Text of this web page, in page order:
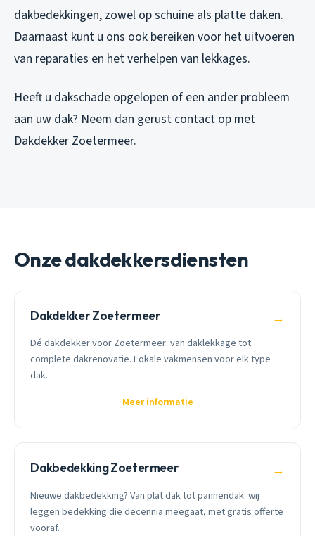
dakbedekkingen, zowel op schuine als platte daken.
Daarnaast kunt u ons ook bereiken voor het uitvoeren
van reparaties en het verhelpen van lekkages.
Heeft u dakschade opgelopen of een ander probleem
aan uw dak? Neem dan gerust contact op met
Dakdekker Zoetermeer.
Onze dakdekkersdiensten
Dakdekker Zoetermeer →
Dé dakdekker voor Zoetermeer: van daklekkage tot
complete dakrenovatie. Lokale vakmensen voor elk type
dak.
Meer informatie
Dakbedekking Zoetermeer →
Nieuwe dakbedekking? Van plat dak tot pannendak: wij
leggen bedekking die decennia meegaat, met gratis offerte
vooraf.